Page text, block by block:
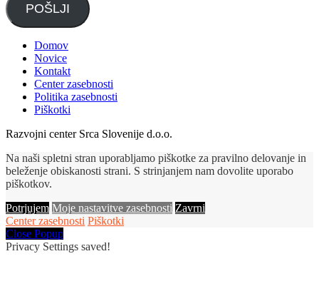
POŠLJI
Domov
Novice
Kontakt
Center zasebnosti
Politika zasebnosti
Piškotki
Razvojni center Srca Slovenije d.o.o.
Na naši spletni stran uporabljamo piškotke za pravilno delovanje in
beleženje obiskanosti strani. S strinjanjem nam dovolite uporabo
piškotkov.
Potrjujem Moje nastavitve zasebnosti Zavrni
Center zasebnosti Piškotki
Close Popup
Privacy Settings saved!